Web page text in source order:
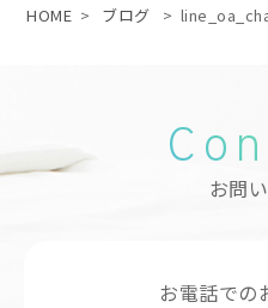
HOME > ブログ >
お問
お電話での